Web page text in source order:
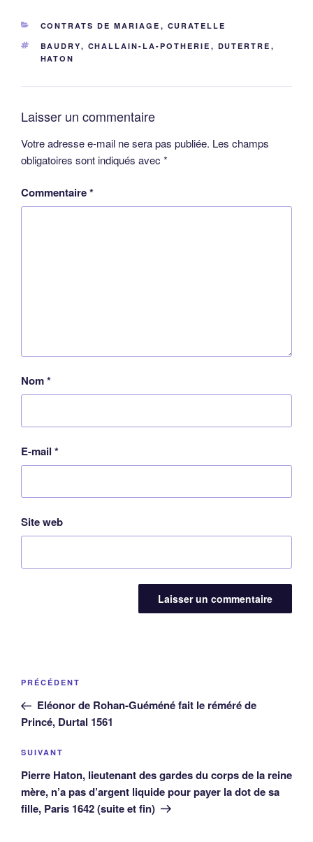
CATÉGORIES
CONTRATS DE MARIAGE , CURATELLE
ÉTIQUETTES
BAUDRY, CHALLAIN-LA-POTHERIE , DUTERTRE ,
HATON
Laisser un commentaire
Votre adresse e-mail ne sera pas publiée. Les champs
obligatoires sont indiqués avec *
Commentaire*
Nom*
E-mail *
Site web
Navigation
l’article
Article
précédent
PRÉCÉDENT
Eléonor de Rohan-Guéméné fait le réméré de
Princé, Durtal 1561
Article
suivant
SUIVANT
Pierre Haton, lieutenant des gardes du corps de la reine
mère, n’a pas d’argent liquide pour payer la dot de sa
fille, Paris 1642 (suite et fin)